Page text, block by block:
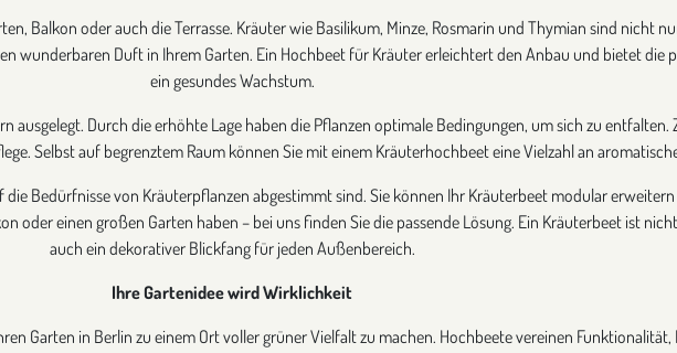
Balkon oder auch die Terrasse. Kräuter wie Basilikum, Minze, Rosmarin und Thymian sind nicht
wunderbaren Duft in Ihrem Garten. Ein Hochbeet für Kräuter erleichtert den Anbau und bietet die
ein gesundes Wachstum.
ausgelegt. Durch die erhöhte Lage haben die Pflanzen optimale Bedingungen, um sich zu
Selbst auf begrenztem Raum können Sie mit einem Kräuterhochbeet eine Vielzahl an
die Bedürfnisse von Kräuterpflanzen abgestimmt sind. Sie können Ihr Kräuterbeet modular
oder einen großen Garten haben – bei uns finden Sie die passende Lösung. Ein Kräuterbeet ist
auch ein dekorativer Blickfang für jeden Außenbereich.
Ihre Gartenidee wird Wirklichkeit
Garten in Berlin zu einem Ort voller grüner Vielfalt zu machen. Hochbeete vereinen